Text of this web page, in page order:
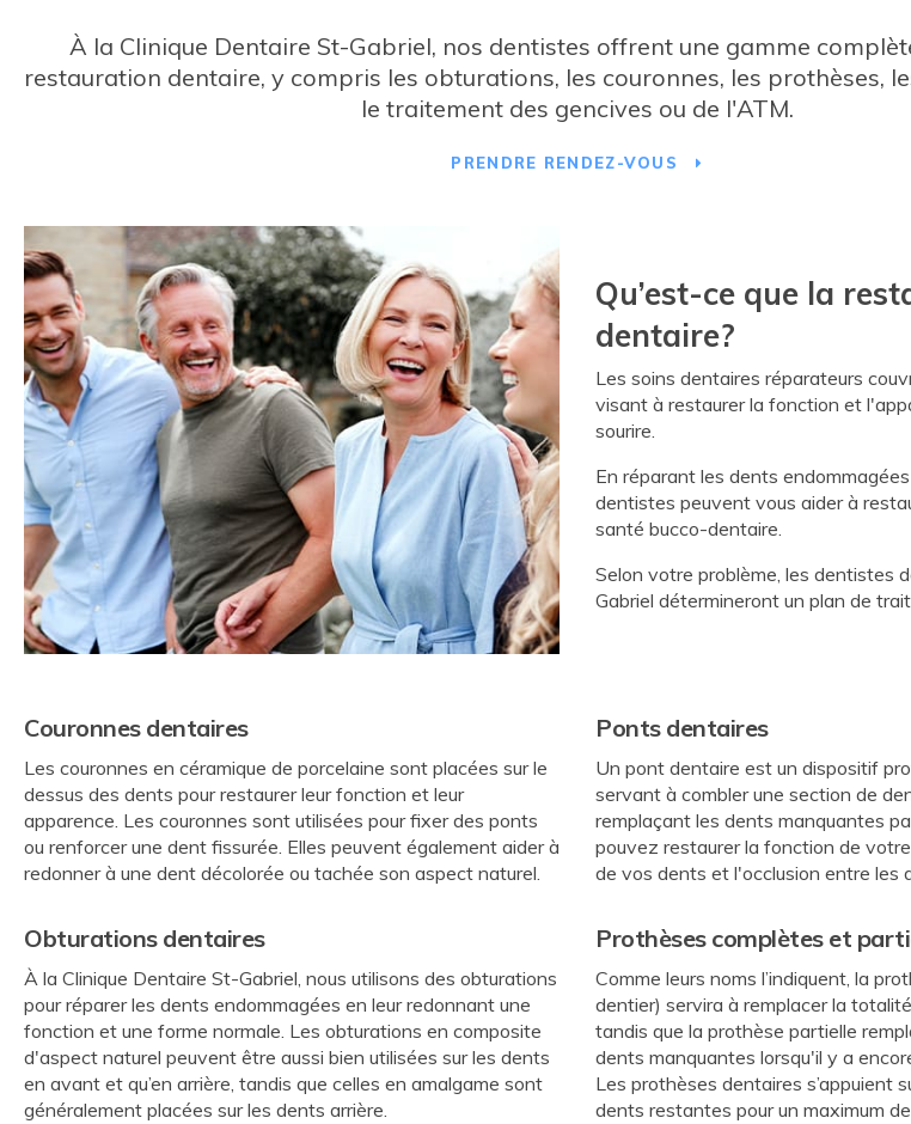
À la Clinique Dentaire St-Gabriel, nos dentistes offrent une gamme
restauration dentaire, y compris les obturations, les couronnes, les prothèses,
le traitement des gencives ou de l'ATM.
PRENDRE RENDEZ-VOUS
Qu’est-ce que la
dentaire?
Les soins dentaires réparateurs
visant à restaurer la fonction et
sourire.
En réparant les dents
dentistes peuvent vous aider à
santé bucco-dentaire.
Selon votre problème, les dentistes
Gabriel détermineront un plan de
Couronnes dentaires
Les couronnes en céramique de porcelaine sont placées sur le
dessus des dents pour restaurer leur fonction et leur
apparence. Les couronnes sont utilisées pour fixer des ponts
ou renforcer une dent fissurée. Elles peuvent également aider à
redonner à une dent décolorée ou tachée son aspect naturel.
Ponts dentaires
Un pont dentaire est un dispositif
servant à combler une section de
remplaçant les dents manquantes
pouvez restaurer la fonction de
de vos dents et l'occlusion entre les
Obturations dentaires
À la Clinique Dentaire St-Gabriel, nous utilisons des obturations
pour réparer les dents endommagées en leur redonnant une
fonction et une forme normale. Les obturations en composite
d'aspect naturel peuvent être aussi bien utilisées sur les dents
en avant et qu’en arrière, tandis que celles en amalgame sont
généralement placées sur les dents arrière.
Prothèses complètes et
Comme leurs noms l’indiquent, la
dentier) servira à remplacer la
tandis que la prothèse partielle
dents manquantes lorsqu'il y a
Les prothèses dentaires s’appuient
dents restantes pour un maximum